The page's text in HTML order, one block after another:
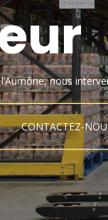
l’Aumône, nous
CONTACTEZ-